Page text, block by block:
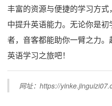
丰富的资源与便捷的学习方
中提升英语能力。无论你是
者，音客都能助你一臂之力
英语学习之旅吧！
网址：https://